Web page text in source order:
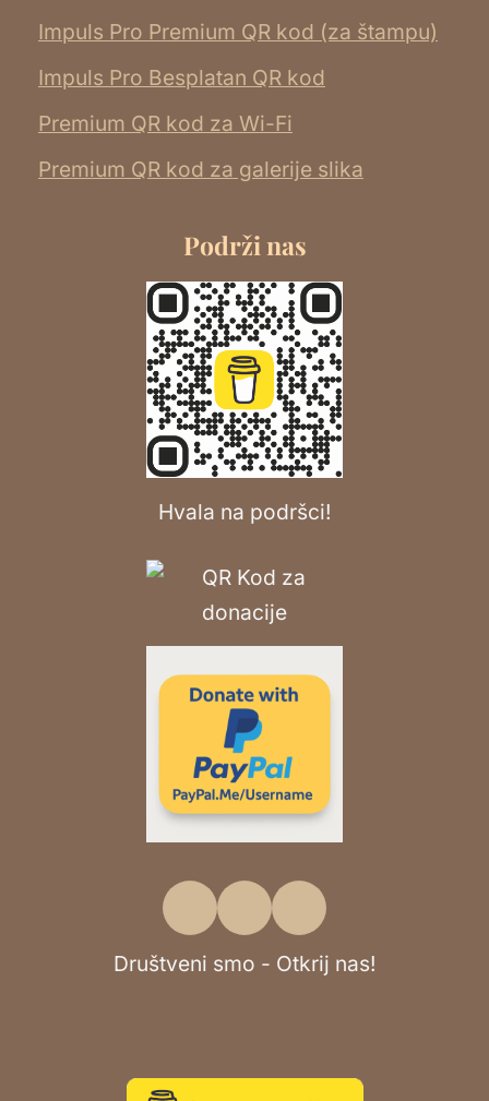
Impuls Pro Premium QR kod (za štampu)
Impuls Pro Besplatan QR kod
Premium QR kod za Wi-Fi
Premium QR kod za galerije slika
Podrži nas
Hvala na podršci!
Društveni smo - Otkrij nas!